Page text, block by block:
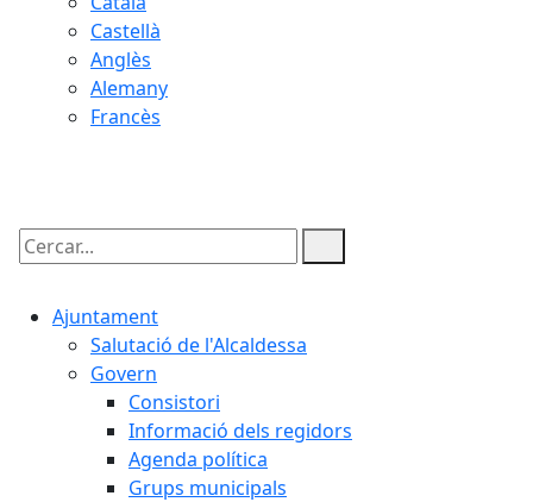
Castellà
Anglès
Alemany
Francès
Cercar:
Ajuntament
Salutació de l'Alcaldessa
Govern
Consistori
Informació dels regidors
Agenda política
Grups municipals